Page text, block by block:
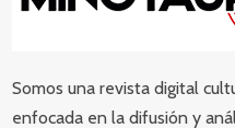
Somos una revista digital
enfocada en la difusión y